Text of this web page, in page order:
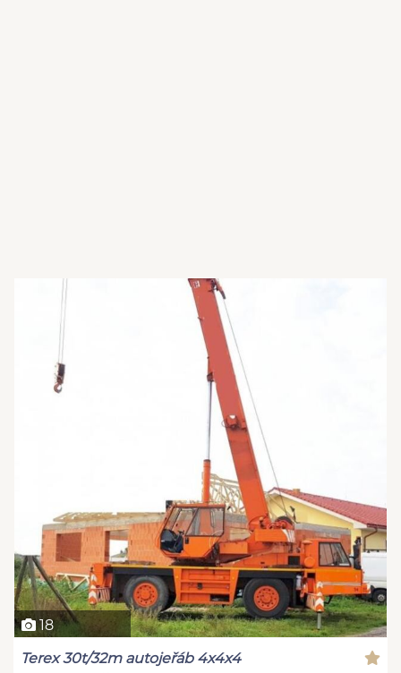
18
Terex 30t/32m autojeřáb 4x4x4